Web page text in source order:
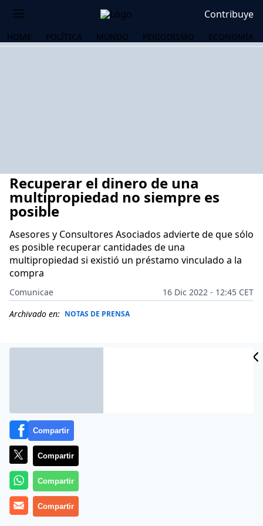
Contribuye
HOME POLÍTICA MUNDO PERIODISMO ECONOMÍA
Recuperar el dinero de una
multipropiedad no siempre es
posible
Asesores y Consultores Asociados advierte de que sólo
es posible recuperar cantidades de una
multipropiedad si existió un préstamo vinculado a la
compra
Comunicae
16 Dic 2022 - 12:45 CET
Archivado en: NOTAS DE PRENSA
Como despacho especialista en multipropiedad,
Asesores y Consultores Asociados SL advierte de que
Compartir
Compartir
Compartir
Compartir